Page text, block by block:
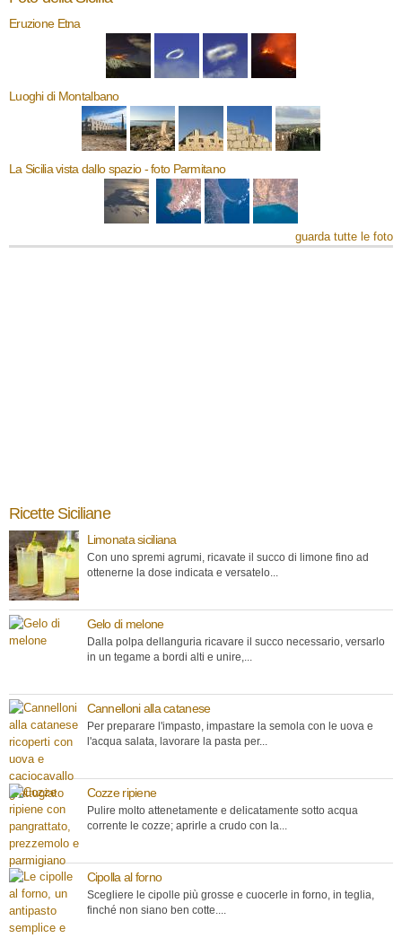
Eruzione Etna
Luoghi di Montalbano
La Sicilia vista dallo spazio - foto Parmitano
guarda tutte le foto
Ricette Siciliane
Limonata siciliana
Con uno spremi agrumi, ricavate il succo di limone fino ad
ottenerne la dose indicata e versatelo...
Gelo di melone
Dalla polpa dellanguria ricavare il succo necessario, versarlo
in un tegame a bordi alti e unire,...
Cannelloni alla catanese
Per preparare l'impasto, impastare la semola con le uova e
l'acqua salata, lavorare la pasta per...
Cozze ripiene
Pulire molto attenetamente e delicatamente sotto acqua
corrente le cozze; aprirle a crudo con la...
Cipolla al forno
Scegliere le cipolle più grosse e cuocerle in forno, in teglia,
finché non siano ben cotte....